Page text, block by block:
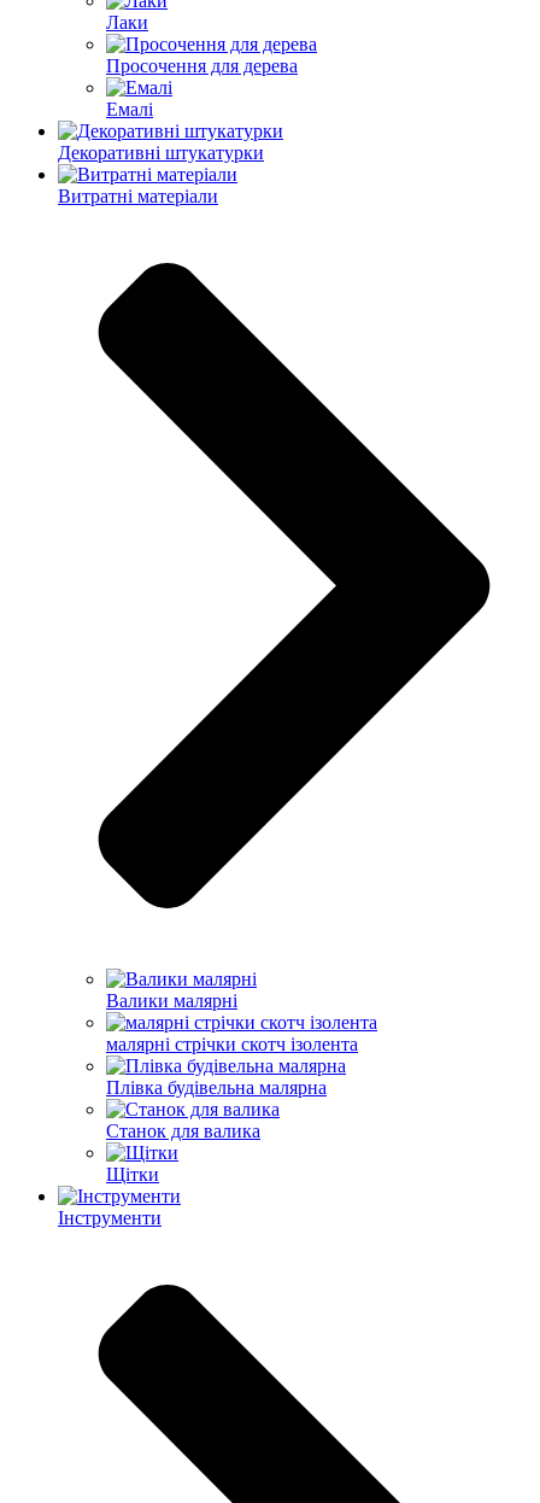
Лаки
Просочення для дерева
Емалі
Декоративні штукатурки
Витратні матеріали
Валики малярні
малярні стрічки скотч ізолента
Плівка будівельна малярна
Станок для валика
Щітки
Інструменти